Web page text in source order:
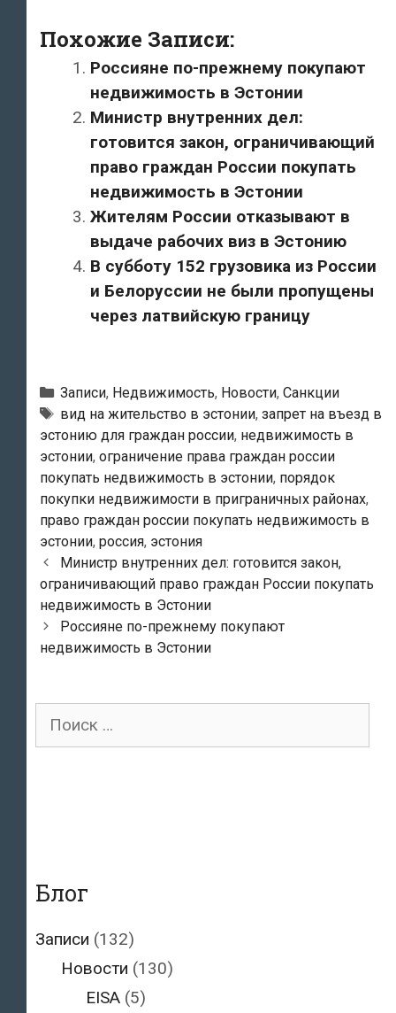
Похожие Записи:
Россияне по-прежнему покупают
недвижимость в Эстонии
Министр внутренних дел:
готовится закон, ограничивающий
право граждан России покупать
недвижимость в Эстонии
Жителям России отказывают в
выдаче рабочих виз в Эстонию
В субботу 152 грузовика из России
и Белоруссии не были пропущены
через латвийскую границу
Рубрики
Записи, Недвижимость, Новости, Санкции
Тэги
вид на жительство в эстонии, запрет на въезд в
эстонию для граждан россии, недвижимость в
эстонии, ограничение права граждан россии
покупать недвижимость в эстонии, порядок
покупки недвижимости в приграничных районах,
право граждан россии покупать недвижимость в
эстонии, россия, эстония
Навигация
по
записям
Министр внутренних дел: готовится закон,
ограничивающий право граждан России покупать
недвижимость в Эстонии
Россияне по-прежнему покупают
недвижимость в Эстонии
Поиск
Блог
Записи (132)
Новости (130)
EISA (5)